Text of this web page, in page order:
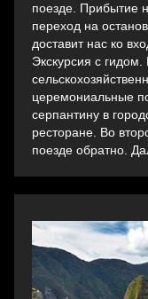
поезде. Прибытие
переход на
доставит нас ко
Экскурсия с
церемониальные
серпантину в
ресторане. Во
поезде обратно.